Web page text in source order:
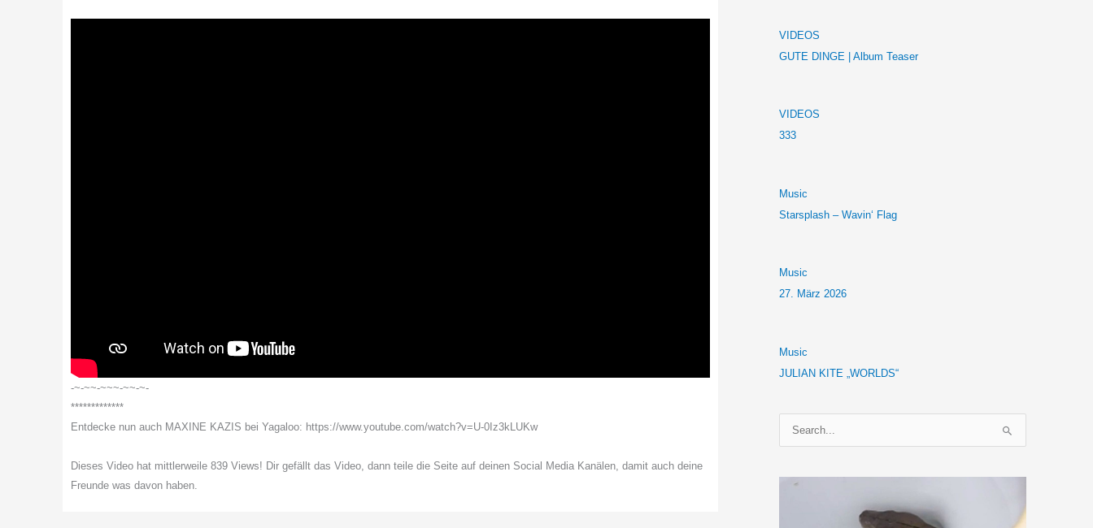
-~-~~-~~~-~~-~-
*************
Entdecke nun auch MAXINE KAZIS bei Yagaloo: https://www.youtube.com/watch?v=U-0Iz3kLUKw
Dieses Video hat mittlerweile 839 Views! Dir gefällt das Video, dann teile die Seite auf deinen Social Media Kanälen, damit auch deine
Freunde was davon haben.
VIDEOS
GUTE DINGE | Album Teaser
VIDEOS
333
Music
Starsplash – Wavin‘ Flag
Music
27. März 2026
Music
JULIAN KITE „WORLDS“
u